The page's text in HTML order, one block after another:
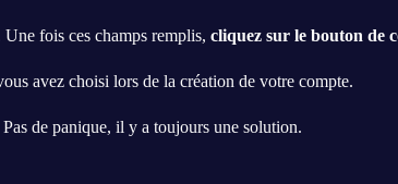
Une fois ces champs remplis, cliquez sur le bouton de
avez choisi lors de la création de votre compte.
de panique, il y a toujours une solution.